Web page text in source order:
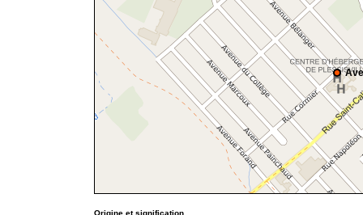
Origine et signification